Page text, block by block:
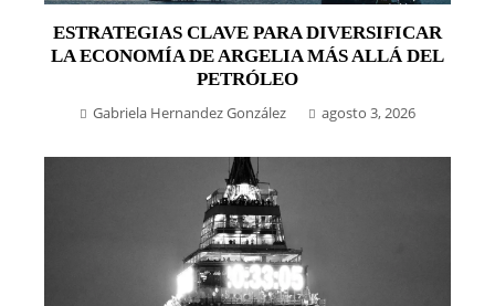
ESTRATEGIAS CLAVE PARA DIVERSIFICAR
LA ECONOMÍA DE ARGELIA MÁS ALLÁ DEL
PETRÓLEO
Gabriela Hernandez González agosto 3, 2026